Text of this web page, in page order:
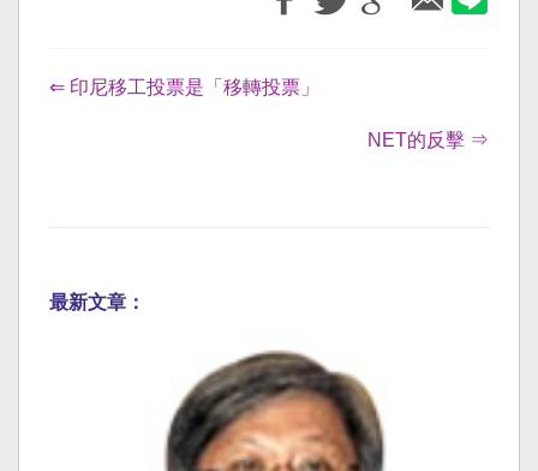
⇐ 印尼移工投票是「移轉投票」
NET的反擊 ⇒
最新文章：